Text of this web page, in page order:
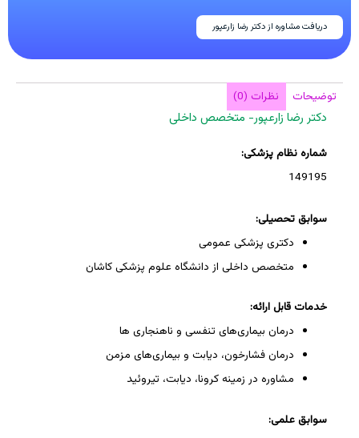
دریافت مشاوره از دکتر رضا زارعپور
توضیحات نظرات (0)
دکتر رضا زارعپور- متخصص داخلی
شماره نظام پزشکی:
149195
سوابق تحصیلی:
دکتری پزشکی عمومی
متخصص داخلی از دانشگاه علوم پزشکی کاشان
خدمات قابل ارائه:
درمان بیماری‌های تنفسی و ناهنجاری ها
درمان فشارخون، دیابت و بیماری‌های مزمن
مشاوره در زمینه کرونا، دیابت، تیروئید
سوابق علمی: